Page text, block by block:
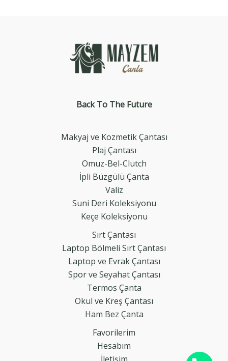
Back To The Future
Makyaj ve Kozmetik Çantası
Plaj Çantası
Omuz-Bel-Clutch
İpli Büzgülü Çanta
Valiz
Suni Deri Koleksiyonu
Keçe Koleksiyonu
Sırt Çantası
Laptop Bölmeli Sırt Çantası
Laptop ve Evrak Çantası
Spor ve Seyahat Çantası
Termos Çanta
Okul ve Kreş Çantası
Ham Bez Çanta
Favorilerim
Hesabım